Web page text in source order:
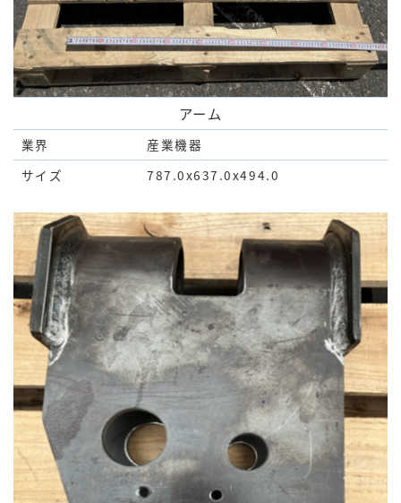
アーム
業界
産業機器
サイズ
787.0x637.0x494.0